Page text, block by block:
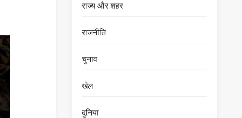
राज्य और शहर
राजनीति
चुनाव
खेल
दुनिया